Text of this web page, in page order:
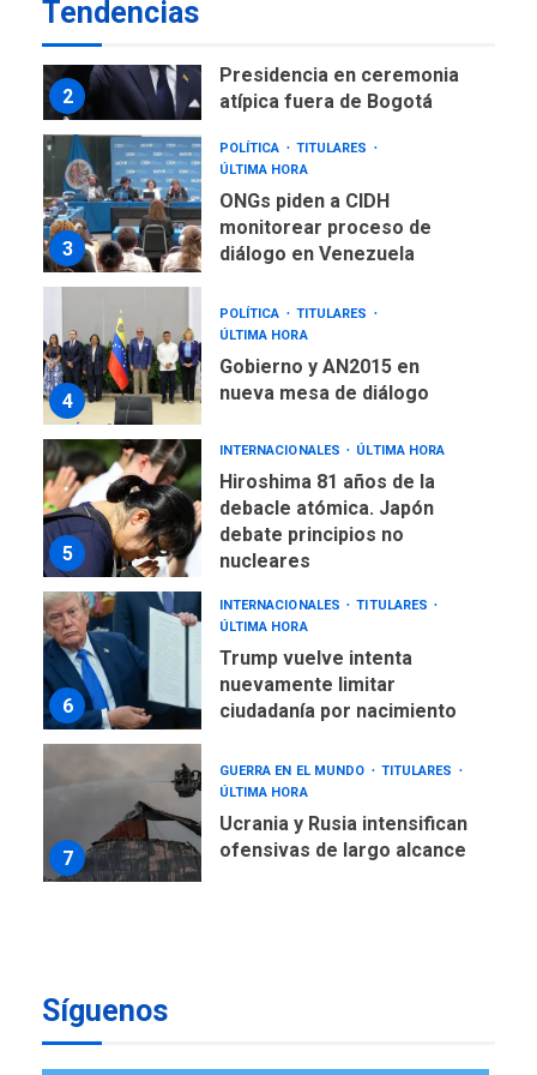
Tendencias
2
Presidencia en ceremonia
atípica fuera de Bogotá
3
POLÍTICA
TITULARES
ÚLTIMA HORA
ONGs piden a CIDH
monitorear proceso de
diálogo en Venezuela
4
POLÍTICA
TITULARES
ÚLTIMA HORA
Gobierno y AN2015 en
nueva mesa de diálogo
5
INTERNACIONALES ÚLTIMA HORA
Hiroshima 81 años de la
debacle atómica. Japón
debate principios no
nucleares
6
INTERNACIONALES
TITULARES
ÚLTIMA HORA
Trump vuelve intenta
nuevamente limitar
ciudadanía por nacimiento
7
GUERRA EN EL MUNDO
TITULARES
ÚLTIMA HORA
Ucrania y Rusia intensifican
ofensivas de largo alcance
1
Síguenos